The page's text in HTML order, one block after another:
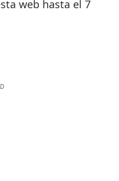
web hasta el 7